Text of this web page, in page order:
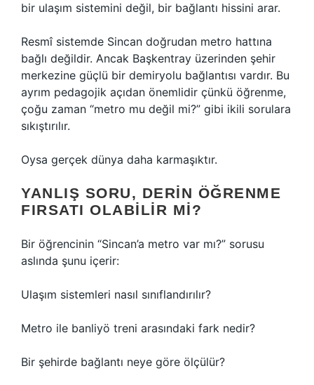
bir ulaşım sistemini değil, bir bağlantı hissini arar.
Resmî sistemde Sincan doğrudan metro hattına
bağlı değildir. Ancak Başkentray üzerinden şehir
merkezine güçlü bir demiryolu bağlantısı vardır. Bu
ayrım pedagojik açıdan önemlidir çünkü öğrenme,
çoğu zaman “metro mu değil mi?” gibi ikili sorulara
sıkıştırılır.
Oysa gerçek dünya daha karmaşıktır.
YANLIŞ SORU, DERIN ÖĞRENME
FIRSATI OLABILIR MI?
Bir öğrencinin “Sincan’a metro var mı?” sorusu
aslında şunu içerir:
Ulaşım sistemleri nasıl sınıflandırılır?
Metro ile banliyö treni arasındaki fark nedir?
Bir şehirde bağlantı neye göre ölçülür?